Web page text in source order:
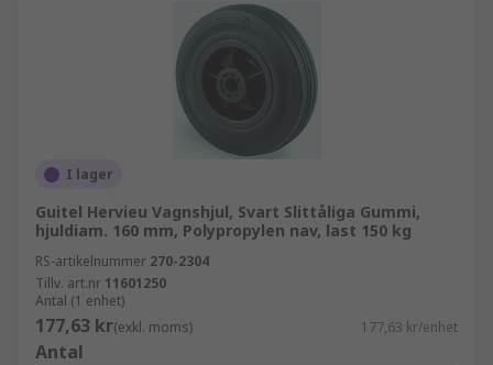
I lager
Guitel Hervieu Vagnshjul, Svart Slittåliga Gummi,
hjuldiam. 160 mm, Polypropylen nav, last 150 kg
RS-artikelnummer 270-2304
Tillv. art.nr 11601250
Antal (1 enhet)
177,63 kr(exkl. moms) 177,63 kr/enhet
Antal